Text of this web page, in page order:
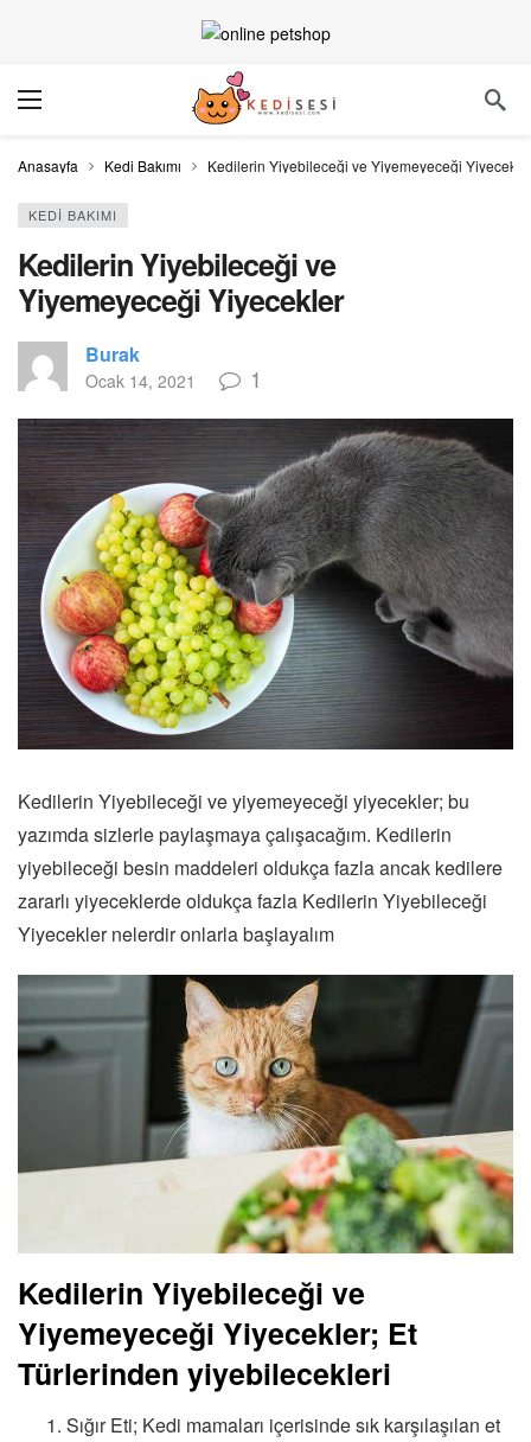
Anasayfa Kedi Bakımı Kedilerin Yiyebileceği ve Yiyemeyeceği
KEDI BAKIMI
Kedilerin Yiyebileceği ve
Yiyemeyeceği Yiyecekler
Burak
Ocak 14, 2021 1
Kedilerin Yiyebileceği ve yiyemeyeceği yiyecekler; bu
yazımda sizlerle paylaşmaya çalışacağım. Kedilerin
yiyebileceği besin maddeleri oldukça fazla ancak kedilere
zararlı yiyeceklerde oldukça fazla Kedilerin Yiyebileceği
Yiyecekler nelerdir onlarla başlayalım
Kedilerin Yiyebileceği ve
Yiyemeyeceği Yiyecekler; Et
Türlerinden yiyebilecekleri
Sığır Eti; Kedi mamaları içerisinde sık karşılaşılan et